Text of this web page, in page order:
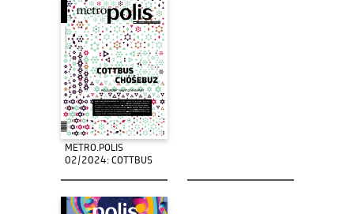
METRO.POLIS
02/2024: COTTBUS